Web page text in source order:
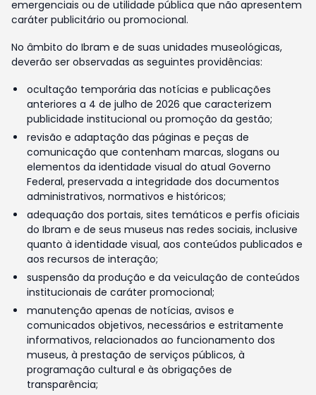
emergenciais ou de utilidade pública que não apresentem
caráter publicitário ou promocional.
No âmbito do Ibram e de suas unidades museológicas,
deverão ser observadas as seguintes providências:
ocultação temporária das notícias e publicações
anteriores a 4 de julho de 2026 que caracterizem
publicidade institucional ou promoção da gestão;
revisão e adaptação das páginas e peças de
comunicação que contenham marcas, slogans ou
elementos da identidade visual do atual Governo
Federal, preservada a integridade dos documentos
administrativos, normativos e históricos;
adequação dos portais, sites temáticos e perfis oficiais
do Ibram e de seus museus nas redes sociais, inclusive
quanto à identidade visual, aos conteúdos publicados e
aos recursos de interação;
suspensão da produção e da veiculação de conteúdos
institucionais de caráter promocional;
manutenção apenas de notícias, avisos e
comunicados objetivos, necessários e estritamente
informativos, relacionados ao funcionamento dos
museus, à prestação de serviços públicos, à
programação cultural e às obrigações de
transparência;